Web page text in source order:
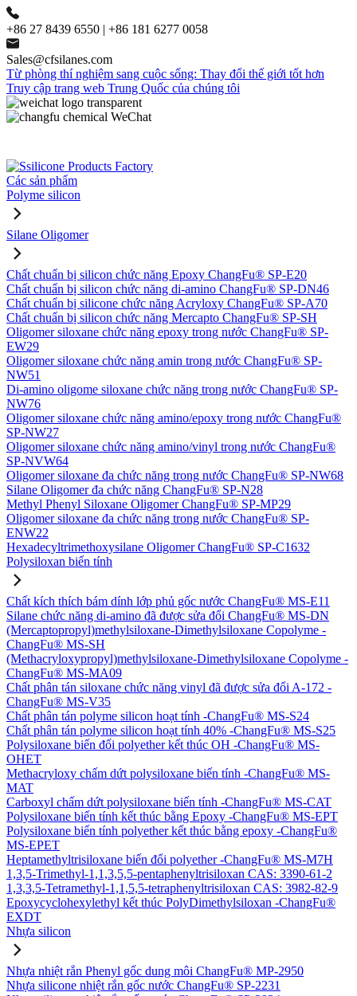
+86 27 8439 6550 | +86 181 6277 0058
Sales@cfsilanes.com
Từ phòng thí nghiệm sang cuộc sống: Thay đổi thế giới tốt hơn
Truy cập trang web Trung Quốc của chúng tôi
Các sản phẩm
Polyme silicon
Silane Oligomer
Chất chuẩn bị silicon chức năng Epoxy ChangFu® SP-E20
Chất chuẩn bị silicon chức năng di-amino ChangFu® SP-DN46
Chất chuẩn bị silicone chức năng Acryloxy ChangFu® SP-A70
Chất chuẩn bị silicon chức năng Mercapto ChangFu® SP-SH
Oligomer siloxane chức năng epoxy trong nước ChangFu® SP-
EW29
Oligomer siloxane chức năng amin trong nước ChangFu® SP-
NW51
Di-amino oligome siloxane chức năng trong nước ChangFu® SP-
NW76
Oligomer siloxane chức năng amino/epoxy trong nước ChangFu®
SP-NW27
Oligomer siloxane chức năng amino/vinyl trong nước ChangFu®
SP-NVW64
Oligomer siloxane đa chức năng trong nước ChangFu® SP-NW68
Silane Oligomer đa chức năng ChangFu® SP-N28
Methyl Phenyl Siloxane Oligomer ChangFu® SP-MP29
Oligomer siloxane đa chức năng trong nước ChangFu® SP-
ENW22
Hexadecyltrimethoxysilane Oligomer ChangFu® SP-C1632
Polysiloxan biến tính
Chất kích thích bám dính lớp phủ gốc nước ChangFu® MS-E11
Silane chức năng di-amino đã được sửa đổi ChangFu® MS-DN
(Mercaptopropyl)methylsiloxane-Dimethylsiloxane Copolyme -
ChangFu® MS-SH
(Methacryloxypropyl)methylsiloxane-Dimethylsiloxane Copolyme -
ChangFu® MS-MA09
Chất phân tán siloxane chức năng vinyl đã được sửa đổi A-172 -
ChangFu® MS-V35
Chất phân tán polyme silicon hoạt tính -ChangFu® MS-S24
Chất phân tán polyme silicon hoạt tính 40% -ChangFu® MS-S25
Polysiloxane biến đổi polyether kết thúc OH -ChangFu® MS-
OHET
Methacryloxy chấm dứt polysiloxane biến tính -ChangFu® MS-
MAT
Carboxyl chấm dứt polysiloxane biến tính -ChangFu® MS-CAT
Polysiloxane biến tính kết thúc bằng Epoxy -ChangFu® MS-EPT
Polysiloxane biến tính polyether kết thúc bằng epoxy -ChangFu®
MS-EPET
Heptamethyltrisiloxane biến đổi polyether -ChangFu® MS-M7H
1,3,5-Trimethyl-1,1,3,5,5-pentaphenyltrisiloxan CAS: 3390-61-2
1,3,3,5-Tetramethyl-1,1,5,5-tetraphenyltrisiloxan CAS: 3982-82-9
Epoxycyclohexylethyl kết thúc PolyDimethylsiloxan -ChangFu®
EXDT
Nhựa silicon
Nhựa nhiệt rắn Phenyl gốc dung môi ChangFu® MP-2950
Nhựa silicone nhiệt rắn gốc nước ChangFu® SP-2231